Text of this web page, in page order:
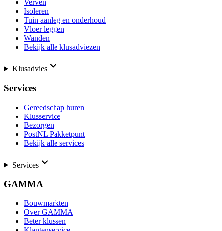
Verven
Isoleren
Tuin aanleg en onderhoud
Vloer leggen
Wanden
Bekijk alle klusadviezen
Klusadvies
Services
Gereedschap huren
Klusservice
Bezorgen
PostNL Pakketpunt
Bekijk alle services
Services
GAMMA
Bouwmarkten
Over GAMMA
Beter klussen